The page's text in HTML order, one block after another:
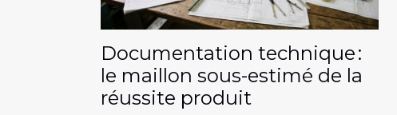
Documentation technique :
le maillon sous-estimé de la
réussite produit